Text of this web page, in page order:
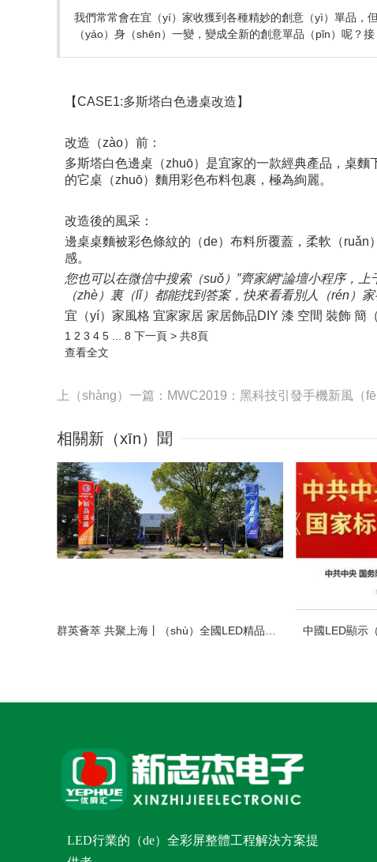
我們常常會在宜（yí）家收獲到各種精妙的創意（yì）單品，
（yáo）身（shēn）一變，變成全新的創意單品（pǐn）呢？
【CASE1:多斯塔白色邊桌改造】
改造（zào）前：
多斯塔白色邊桌（zhuō）是宜家的一款經典產品，桌
的它桌（zhuō）麵用彩色布料包裹，極為絢麗。
改造後的風采：
邊桌桌麵被彩色條紋的（de）布料所覆蓋，柔軟（
感。
您也可以在微信中搜索（suǒ）”齊家網“論壇小程序，
（zhè）裏（lǐ）都能找到答案，快來看看別人（rén）
宜（yí）家風格 宜家家居 家居飾品DIY 漆 空間 裝飾 簡
1 2 3 4 5 8 下一頁 > 共8頁
查看全文
相關新（xīn）聞
群英薈萃 共聚上海丨（shù）全國LED精品巡展攜手共謀行業發展大計 中國LED顯示
LED行業的（de）全彩屏整體工程解決方案提